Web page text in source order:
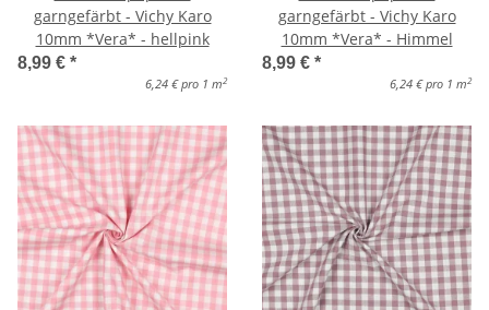
garngefärbt - Vichy Karo
10mm *Vera* - hellpink
8,99 € *
6,24 € pro 1 m 2
garngefärbt - Vichy Karo
10mm *Vera* - Himmel
8,99 € *
6,24 € pro 1 m 2